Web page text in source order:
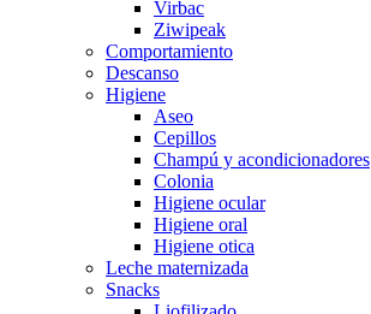
Virbac
Ziwipeak
Comportamiento
Descanso
Higiene
Aseo
Cepillos
Champú y acondicionadores
Colonia
Higiene ocular
Higiene oral
Higiene otica
Leche maternizada
Snacks